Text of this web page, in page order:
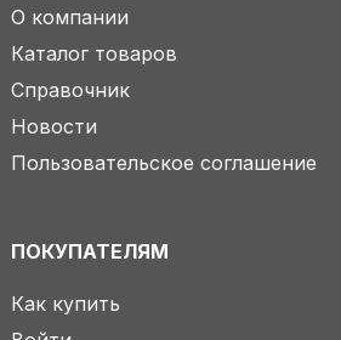
О компании
Каталог товаров
Справочник
Новости
Пользовательское соглашение
ПОКУПАТЕЛЯМ
Как купить